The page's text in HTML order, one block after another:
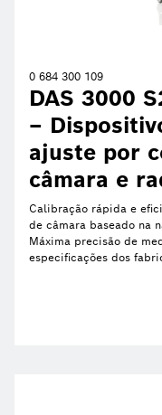
0 684 300 109
DAS 3000
–
ajuste por
câmara e
Calibração rápida e
de câmara baseado na
Máxima precisão de
especificações dos